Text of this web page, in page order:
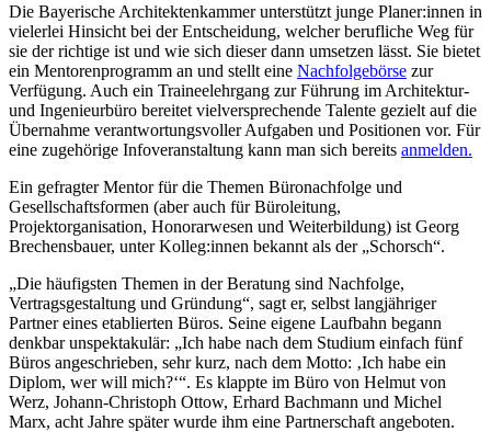
Die Bayerische Architektenkammer unterstützt junge Planer:innen in
vielerlei Hinsicht bei der Entscheidung, welcher berufliche Weg für
sie der richtige ist und wie sich dieser dann umsetzen lässt. Sie bietet
ein Mentorenprogramm an und stellt eine Nachfolgebörse zur
Verfügung. Auch ein Traineelehrgang zur Führung im Architektur-
und Ingenieurbüro bereitet vielversprechende Talente gezielt auf die
Übernahme verantwortungsvoller Aufgaben und Positionen vor. Für
eine zugehörige Infoveranstaltung kann man sich bereits anmelden.
Ein gefragter Mentor für die Themen Büronachfolge und
Gesellschaftsformen (aber auch für Büroleitung,
Projektorganisation, Honorarwesen und Weiterbildung) ist Georg
Brechensbauer, unter Kolleg:innen bekannt als der „Schorsch“.
„Die häufigsten Themen in der Beratung sind Nachfolge,
Vertragsgestaltung und Gründung“, sagt er, selbst langjähriger
Partner eines etablierten Büros. Seine eigene Laufbahn begann
denkbar unspektakulär: „Ich habe nach dem Studium einfach fünf
Büros angeschrieben, sehr kurz, nach dem Motto: ‚Ich habe ein
Diplom, wer will mich?‘“. Es klappte im Büro von Helmut von
Werz, Johann-Christoph Ottow, Erhard Bachmann und Michel
Marx, acht Jahre später wurde ihm eine Partnerschaft angeboten.